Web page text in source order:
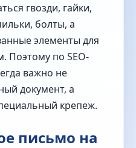
гвозди, гайки,
болты, а
элементы для
Поэтому по SEO-
важно не
документ, а
крепеж.
письмо на